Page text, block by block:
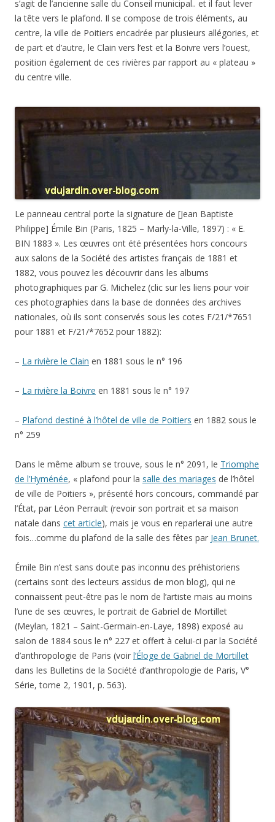
s’agit de l’ancienne salle du Conseil municipal.. et il faut lever
la tête vers le plafond. Il se compose de trois éléments, au
centre, la ville de Poitiers encadrée par plusieurs allégories, et
de part et d’autre, le Clain vers l’est et la Boivre vers l’ouest,
position également de ces rivières par rapport au « plateau »
du centre ville.
Le panneau central porte la signature de [Jean Baptiste
Philippe] Émile Bin (Paris, 1825 – Marly-la-Ville, 1897) : « E.
BIN 1883 ». Les œuvres ont été présentées hors concours
aux salons de la Société des artistes français de 1881 et
1882, vous pouvez les découvrir dans les albums
photographiques par G. Michelez (clic sur les liens pour voir
ces photographies dans la base de données des archives
nationales, où ils sont conservés sous les cotes F/21/*7651
pour 1881 et F/21/*7652 pour 1882):
– La rivière le Clain en 1881 sous le n° 196
– La rivière la Boivre en 1881 sous le n° 197
– Plafond destiné à l’hôtel de ville de Poitiers en 1882 sous le
n° 259
Dans le même album se trouve, sous le n° 2091, le Triomphe
de l’Hyménée, « plafond pour la salle des mariages de l’hôtel
de ville de Poitiers », présenté hors concours, commandé par
l’État, par Léon Perrault (revoir son portrait et sa maison
natale dans cet article), mais je vous en reparlerai une autre
fois…comme du plafond de la salle des fêtes par Jean Brunet.
Émile Bin n’est sans doute pas inconnu des préhistoriens
(certains sont des lecteurs assidus de mon blog), qui ne
connaissent peut-être pas le nom de l’artiste mais au moins
l’une de ses œuvres, le portrait de Gabriel de Mortillet
(Meylan, 1821 – Saint-Germain-en-Laye, 1898) exposé au
salon de 1884 sous le n° 227 et offert à celui-ci par la Société
d’anthropologie de Paris (voir l’Éloge de Gabriel de Mortillet
dans les Bulletins de la Société d’anthropologie de Paris, V°
Série, tome 2, 1901, p. 563).